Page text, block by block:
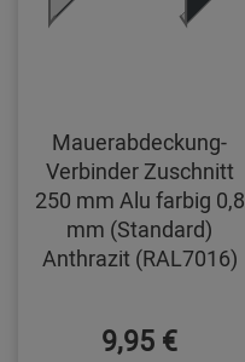
Mauerabdeckung-
Verbinder Zuschnitt
250 mm Alu farbig 0,8
mm (Standard)
Anthrazit (RAL7016)
9,95 €